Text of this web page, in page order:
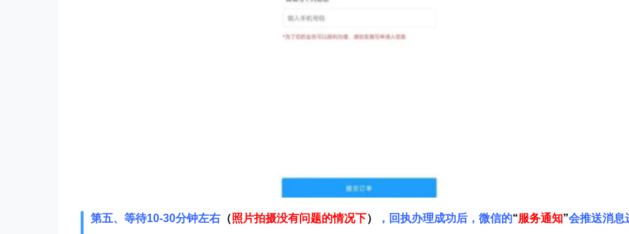
第五、等待10-30分钟左右 （照片拍摄没有问题的情况下） ，回执办理成功后，微信的“服务通知”会推送消息